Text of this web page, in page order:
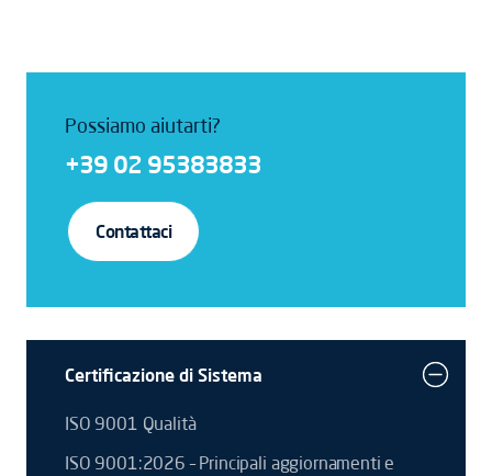
Possiamo aiutarti?
+39 02 95383833
Contattaci
Certificazione di Sistema
ISO 9001 Qualità
ISO 9001:2026 – Principali aggiornamenti e